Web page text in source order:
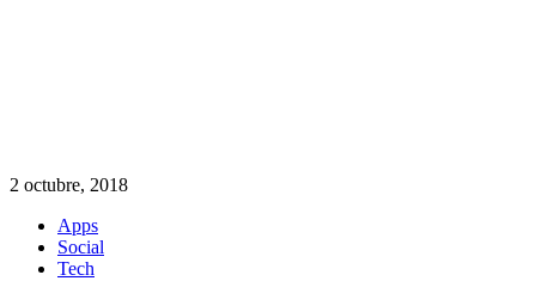
2 octubre, 2018
Apps
Social
Tech